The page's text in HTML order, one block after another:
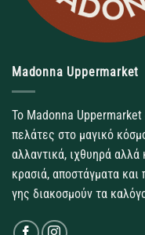
Madonna Uppermarket
Το Madonna Uppermarket
πελάτες στο μαγικό
αλλαντικά, ιχθυηρά αλλά
κρασιά, αποστάγματα
γης διακοσμούν τα